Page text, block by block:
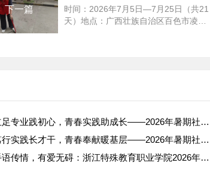
下一篇
时间：2026年7月5日—7月25日（共21
天）地点：广西壮族自治区百色市凌云
立足专业践初心，青春实践助成长——2026年暑期社会实践报告
笃行实践长才干，青春奉献暖基层——2026年暑期社会实践报告
手语传情，有爱无碍：浙江特殊教育职业学院2026年暑期社会实